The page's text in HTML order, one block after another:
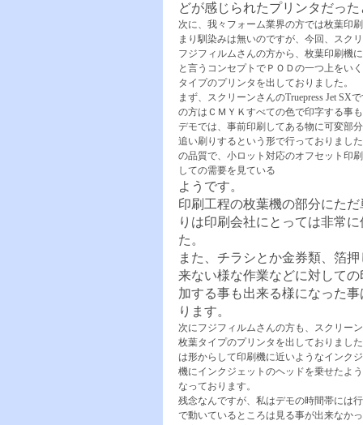
どが感じられたプリンタだっ
次に、我々フォーム業界の方では枚葉印
まり馴染みは無いのですが、今回、スク
フジフィルムさんの方から、枚葉印刷機
と言うコンセプトでＰＯＤの一つ上をい
タイプのプリンタを出しておりました
まず、スクリーンさんのTruepress Jet SX
の方はＣＭＹＫすべての色で印字する事
デモでは、事前印刷してある物に可変部
追い刷りするという形で行っておりまし
の品質で、小ロット対応のオフセット印
しての需要を見ている
ようです。
印刷工程の枚葉機の部分にた
りは印刷会社にとっては非常
た。
また、チラシとか金券類、箔
来ない様な作業などに対して
加する事も出来る様になった
ります。
次にフジフィルムさんの方も、スクリー
枚葉タイプのプリンタを出しておりまし
は形からして印刷機に近いようなインク
機にインクジェットのヘッドを乗せたよ
なっております。
残念なんですが、私はデモの時間帯には
で動いているところは見る事が出来なか